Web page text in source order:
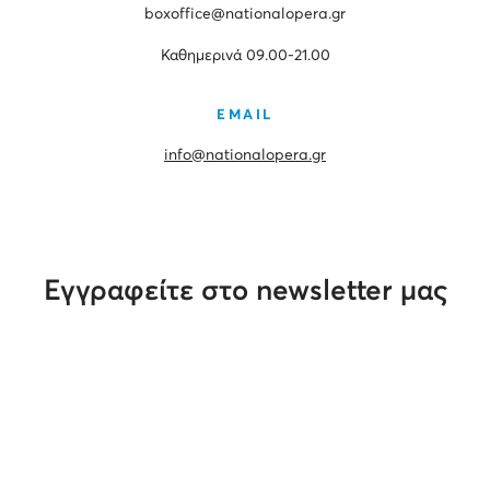
boxoffice@nationalopera.gr
Καθημερινά 09.00-21.00
EMAIL
info@nationalopera.gr
Εγγραφείτε στο newsletter μας